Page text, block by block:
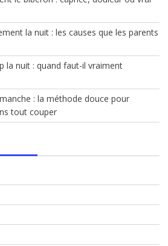
la nuit : les causes que les parents
la nuit : quand faut-il vraiment
: la méthode douce pour
tout couper